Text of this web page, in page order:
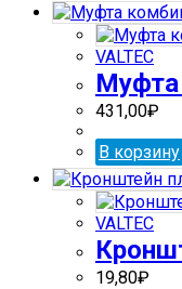
VALTEC
Муфта
431,00₽
В корзину
VALTEC
19,80₽